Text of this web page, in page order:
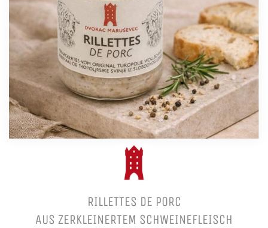
RILLETTES DE PORC
AUS ZERKLEINERTEM SCHWEINEFLEISCH